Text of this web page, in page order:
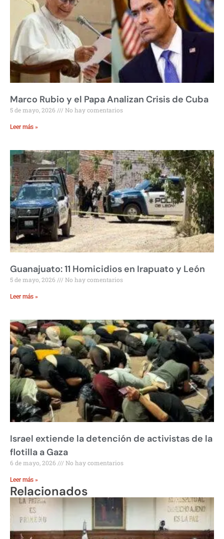
Marco Rubio y el Papa Analizan Crisis de Cuba
5 de mayo, 2026 No hay comentarios
Leer más »
Guanajuato: 11 Homicidios en Irapuato y León
5 de mayo, 2026 No hay comentarios
Leer más »
Israel extiende la detención de activistas de la
flotilla a Gaza
6 de mayo, 2026 No hay comentarios
Leer más »
Relacionados